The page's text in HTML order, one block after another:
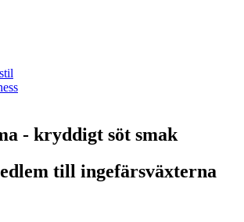
- kryddigt söt smak
till ingefärsväxterna